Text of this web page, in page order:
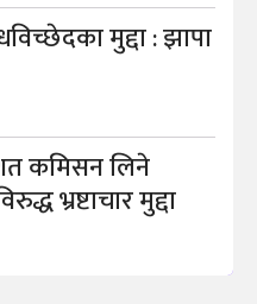
मुद्दा : झापा
कमिसन लिने
भ्रष्टाचार मुद्दा